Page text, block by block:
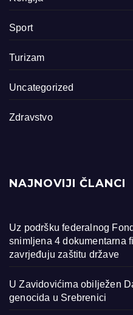
Sport
Turizam
Uncategorized
Zdravstvo
NAJNOVIJI ČLANCI
Uz podršku federalnog
snimljena 4 dokumentarna
zavrjeđuju zaštitu države
U Zavidovićima obilježen
genocida u Srebrenici